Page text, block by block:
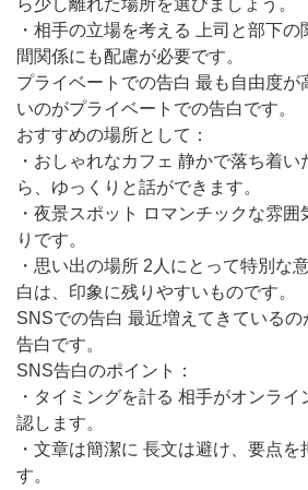
・相手の立場を考える 上司と部下の
間関係にも配慮が必要です。
プライベートでの告白 最も自由度が
いのがプライベートでの告白です。
おすすめの場所として：
・おしゃれなカフェ 静かで落ち着
ら、ゆっくりと話ができます。
・夜景スポット ロマンチックな雰
りです。
・思い出の場所 2人にとって特別な
白は、印象に残りやすいものです。
SNSでの告白 最近増えてきている
告白です。
SNS告白のポイント：
・タイミングを計る 相手がオンラ
認します。
・文章は簡潔に 長文は避け、要点を
す。